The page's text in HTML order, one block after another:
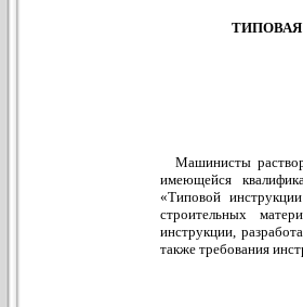
Машинисты
имеющейся
«Типовой
строительных
инструкции,
также требования